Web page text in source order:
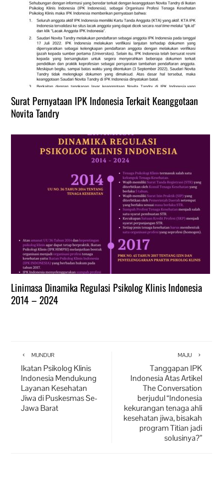
Surat Pernyataan IPK Indonesia Terkait Keanggotaan
Novita Tandry
Linimasa Dinamika Regulasi Psikolog Klinis Indonesia
2014 – 2024
MUNDUR
Ikatan Psikolog Klinis
Indonesia Mendukung
Layanan Kesehatan
Jiwa di Puskesmas Se-
Jawa Barat
MAJU
Tanggapan IPK
Indonesia Atas Artikel
The Conversation
berjudul “Indonesia
kekurangan tenaga ahli
kesehatan jiwa, bisakah
program Titian jadi
solusinya?”